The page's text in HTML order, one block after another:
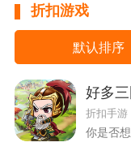
折扣游戏
默认排序
好多三
折扣手游